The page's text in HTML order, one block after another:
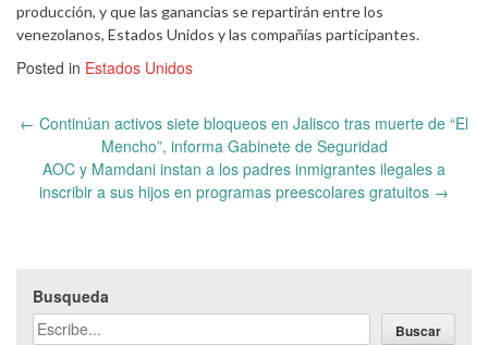
producción, y que las ganancias se repartirán entre los
venezolanos, Estados Unidos y las compañías participantes.
Posted in Estados Unidos
Post
← Continúan activos siete bloqueos en Jalisco tras muerte de “El
Mencho”, informa Gabinete de Seguridad
AOC y Mamdani instan a los padres inmigrantes ilegales a
inscribir a sus hijos en programas preescolares gratuitos →
Busqueda
Buscar